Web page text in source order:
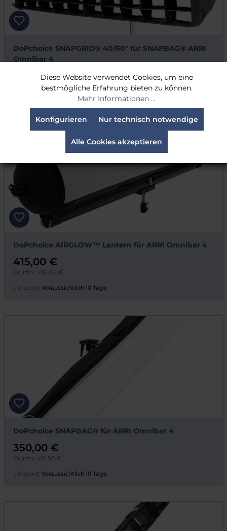
DoPchoice SNAPGRID® 40/60° für SNAPBAG® ARRI
Omnibar 4
270,00 €
Brutto: 321,30 €
Voraussichtlich 10 Tage
DoPchoice AIRGLOW™ Lantern für ARRI Omnibar 4
415,00 €
Brutto: 493,85 €
Lieferzeit: Voraussichtlich 10 Tage
DoPchoice SNAPBAG® für ARRI Omnibar 4
350,00 €
Brutto: 416,50 €
Lieferzeit: Voraussichtlich 10 Tage
Diese Website verwendet Cookies, um eine
bestmögliche Erfahrung bieten zu können.
Mehr Informationen ...
Nur technisch notwendige
Konfigurieren
Alle Cookies akzeptieren